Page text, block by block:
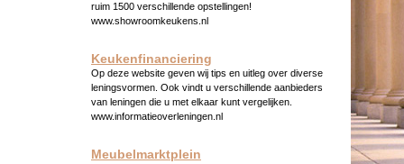
ruim 1500 verschillende opstellingen!
www.showroomkeukens.nl
Keukenfinanciering
Op deze website geven wij tips en uitleg over diverse
leningsvormen. Ook vindt u verschillende aanbieders
van leningen die u met elkaar kunt vergelijken.
www.informatieoverleningen.nl
Meubelmarktplein